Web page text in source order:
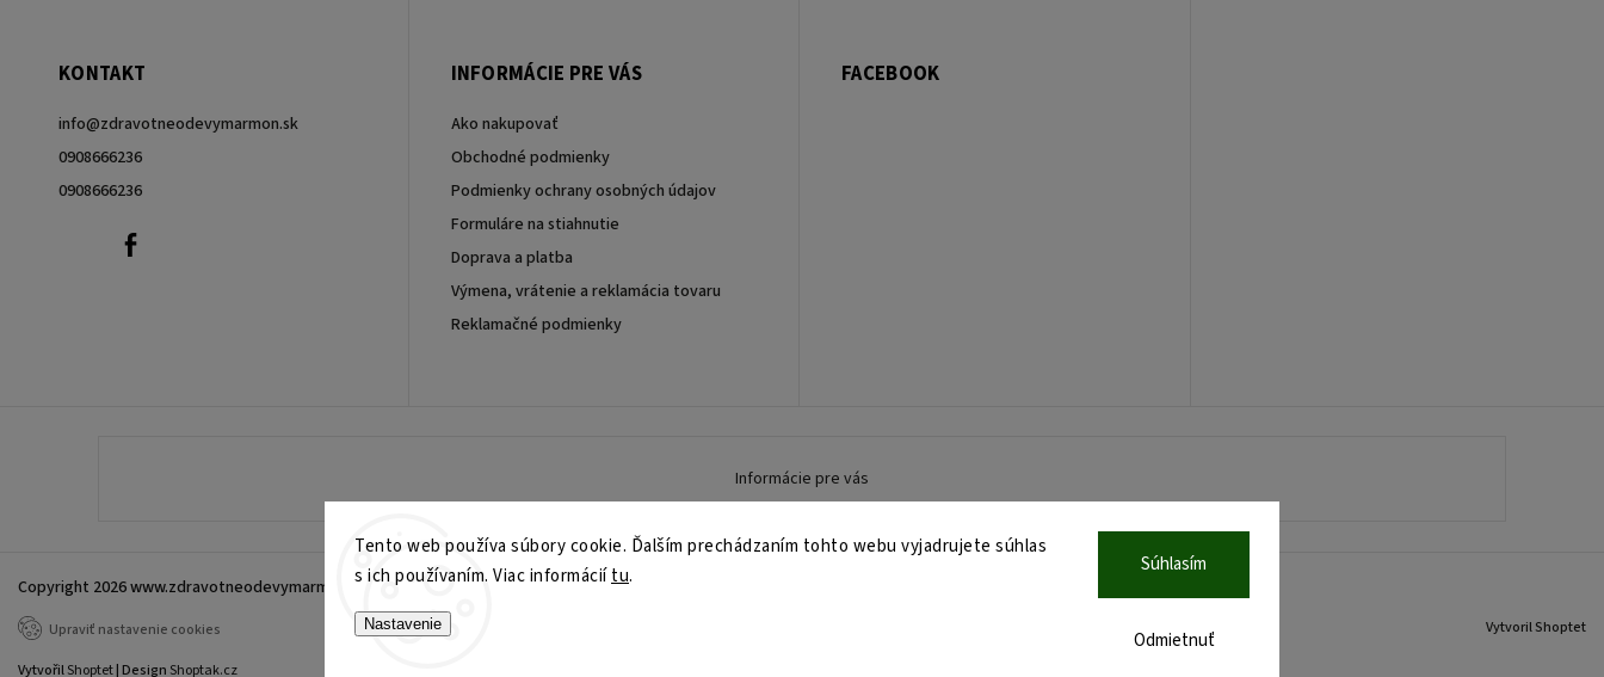
Tento web používa súbory cookie. Ďalším prechádzaním tohto webu vyjadrujete súhlas
s ich používaním. Viac informáciítu.
Nastavenie
Odmietnuť
Súhlasím
KONTAKT
info@zdravotneodevymarmon.sk
0908666236
0908666236
0908666236
INFORMÁCIE PRE VÁS
Ako nakupovať
Obchodné podmienky
Podmienky ochrany osobných údajov
Formuláre na stiahnutie
Doprava a platba
Výmena, vrátenie a reklamácia tovaru
Reklamačné podmienky
FACEBOOK
Informácie pre vás
Vytvoril Shoptet
Copyright 2026www.zdravotneodevymarmon.sk . Všetky práva vyhradené.
Upraviť nastavenie cookies
VytvořilShoptet| Design Shoptak.cz